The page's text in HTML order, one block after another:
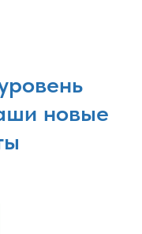
новые